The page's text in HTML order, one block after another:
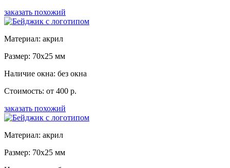
заказать похожий
Материал: акрил
Размер: 70x25 мм
Наличие окна: без окна
Стоимость: от 400 р.
заказать похожий
Материал: акрил
Размер: 70x25 мм